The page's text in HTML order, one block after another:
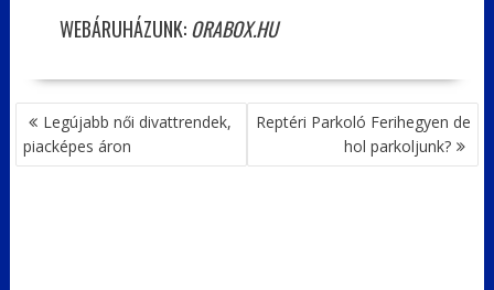
WEBÁRUHÁZUNK:ORABOX.HU
BEJEGYZÉS
NAVIGÁCIÓ
Legújabb női divattrendek,
piacképes áron
Reptéri Parkoló Ferihegyen de
hol parkoljunk?